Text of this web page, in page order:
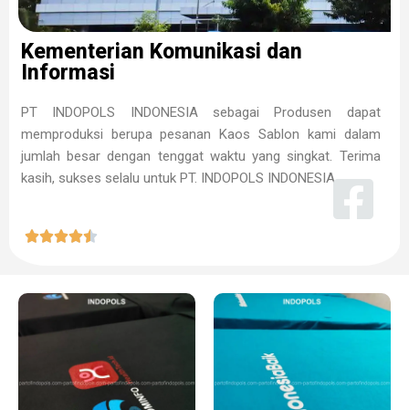
Kementerian Komunikasi dan
Informasi
PT INDOPOLS INDONESIA sebagai Produsen dapat
memproduksi berupa pesanan Kaos Sablon kami dalam
jumlah besar dengan tenggat waktu yang singkat. Terima
kasih, sukses selalu untuk PT. INDOPOLS INDONESIA
